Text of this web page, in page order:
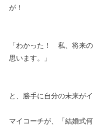
が！
「わかった！ 私、将来
思います。」
と、勝手に自分の未来が
マイコーチが、「結婚式